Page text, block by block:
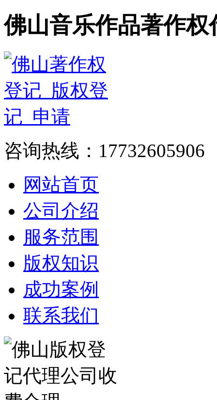
佛山音乐作品著作
咨询热线：17732605906
网站首页
公司介绍
服务范围
版权知识
成功案例
联系我们